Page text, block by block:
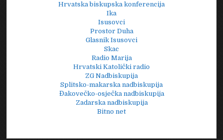
Hrvatska biskupska konferencija
Ika
Isusovci
Prostor Duha
Glasnik Isusovci
Skac
Radio Marija
Hrvatski Katolički radio
ZG Nadbiskupija
Splitsko-makarska nadbiskupija
Đakovečko-osječka nadbiskupija
Zadarska nadbiskupija
Bitno net